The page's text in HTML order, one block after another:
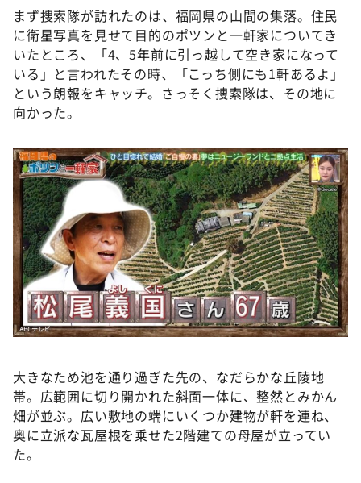
朝だ！生です旅サラダ
教えて！ニュースライブ 正義のミカタ
ＬＩＦＥ～夢のカタチ～
新婚さんいらっしゃい！
ザキ山小屋本館
ぺこぱのまるスポ
アナ回覧板
まず捜索隊が訪れたのは、福岡県の山間の集落。住民
に衛星写真を見せて目的のポツンと一軒家についてき
いたところ、「4、5年前に引っ越して空き家になって
いる」と言われたその時、「こっち側にも1軒あるよ」
という朗報をキャッチ。さっそく捜索隊は、その地に
向かった。
大きなため池を通り過ぎた先の、なだらかな丘陵地
帯。広範囲に切り開かれた斜面一体に、整然とみかん
畑が並ぶ。広い敷地の端にいくつか建物が軒を連ね、
奥に立派な瓦屋根を乗せた2階建ての母屋が立ってい
た。